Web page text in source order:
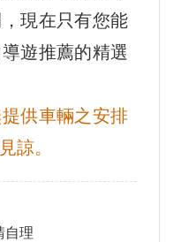
現在只有您能
遊推薦的精選
供車輛之安排
諒。
自理